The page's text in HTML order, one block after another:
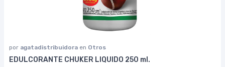
por agatadistribuidora en Otros
EDULCORANTE CHUKER LIQUIDO 250 ml.